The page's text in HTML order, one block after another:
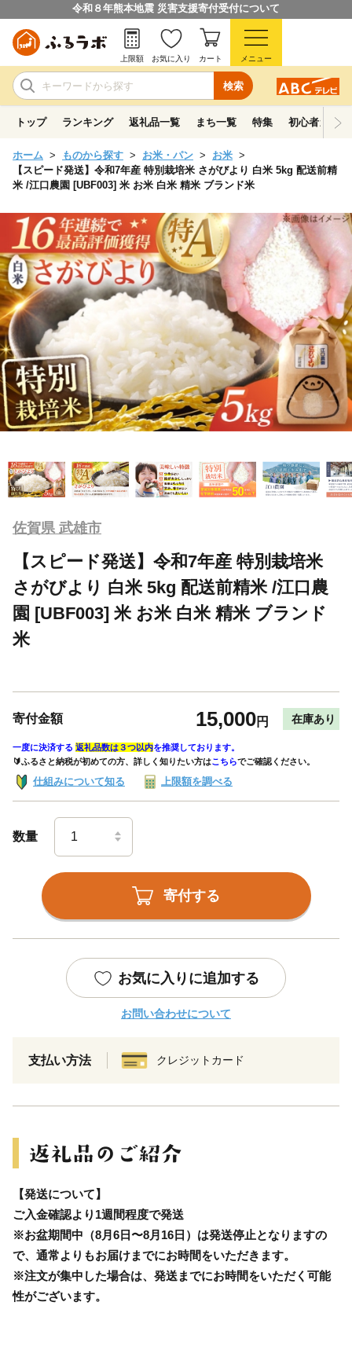
令和８年熊本地震 災害支援寄付受付について
検索
上限額 お気に入り カート メニュー
トップ ランキング 返礼品一覧 まち一覧 特集 初心者ガイド
ホーム ものから探す お米・パン
お米
【スピード発送】令和7年産 特別栽培米 さがびより 白米 5kg 配送前精
米 /江口農園 [UBF003] 米 お米 白米 精米 ブランド米
佐賀県 武雄市
【スピード発送】令和7年産 特別栽培米
さがびより 白米 5kg 配送前精米 /江口農
園 [UBF003] 米 お米 白米 精米 ブランド
米
寄付金額 15,000円 在庫あり
一度に決済する 返礼品数は３つ以内を推奨しております。
🔰ふるさと納税が初めての方、詳しく知りたい方はこちらでご確認ください。
仕組みについて知る 上限額を調べる
数量
寄付する
お気に入りに追加する
お問い合わせについて
支払い方法 クレジットカード
【発送について】
ご入金確認より1週間程度で発送
※お盆期間中（8月6日〜8月16日）は発送停止となりますの
で、通常よりもお届けまでにお時間をいただきます。
※注文が集中した場合は、発送までにお時間をいただく可能
性がございます。